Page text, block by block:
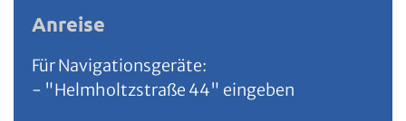
Anreise
Für Navigationsgeräte:
- "Helmholtzstraße 44" eingeben